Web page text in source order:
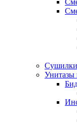
Сушилки
Унитазы